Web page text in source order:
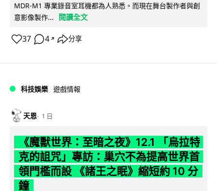
MDR-M1 專業錄音室耳機都為人熟悉。而現在舞台製作者與創
意影像製作...
閱讀全文
37 4 ↗ 分享
科技娛樂 遊戲情報
天恩 1 日
《魔獸世界：至暗之夜》12.1 「烏拉特
克的詛咒」專訪：巢穴不為提高世界首
領門檻而設 《諸王之眠》縮短約 10 分
鐘